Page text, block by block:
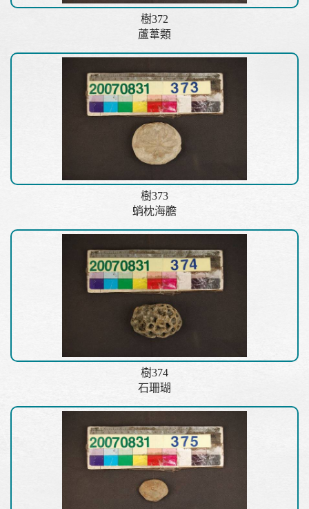
樹372
蘆葦類
樹373
蛸枕海膽
樹374
石珊瑚